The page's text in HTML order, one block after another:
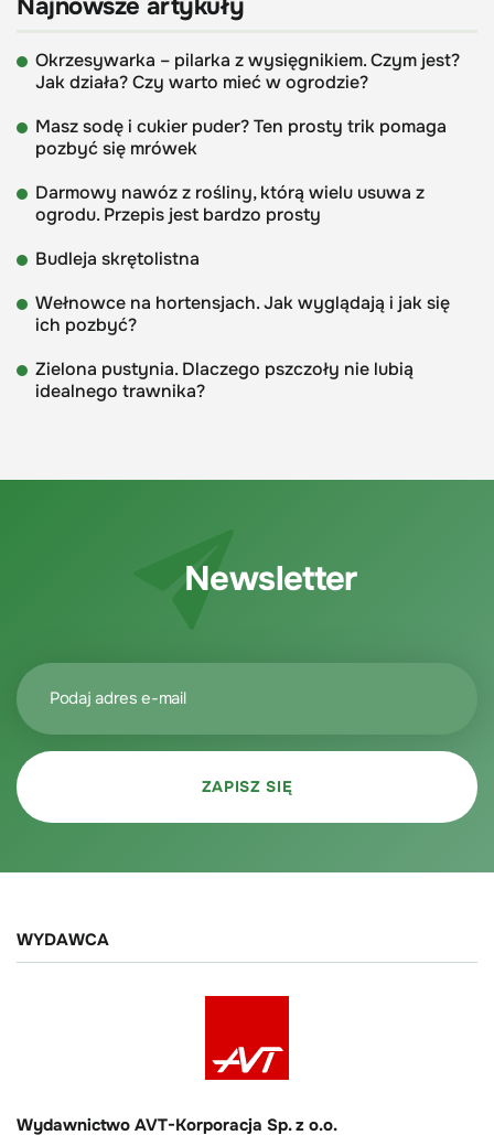
Najnowsze artykuły
Okrzesywarka – pilarka z wysięgnikiem. Czym jest?
Jak działa? Czy warto mieć w ogrodzie?
Masz sodę i cukier puder? Ten prosty trik pomaga
pozbyć się mrówek
Darmowy nawóz z rośliny, którą wielu usuwa z
ogrodu. Przepis jest bardzo prosty
Budleja skrętolistna
Wełnowce na hortensjach. Jak wyglądają i jak się
ich pozbyć?
Zielona pustynia. Dlaczego pszczoły nie lubią
idealnego trawnika?
Newsletter
WYDAWCA
Wydawnictwo AVT-Korporacja Sp. z o.o.